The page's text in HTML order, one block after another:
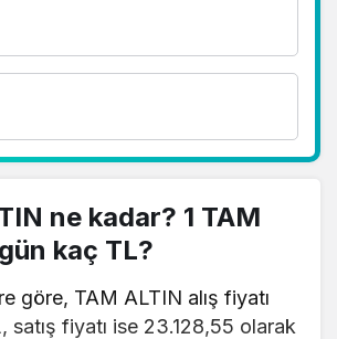
ne kadar? 1 TAM
kaç TL?
göre, TAM ALTIN alış fiyatı
satış fiyatı ise 23.128,55 olarak